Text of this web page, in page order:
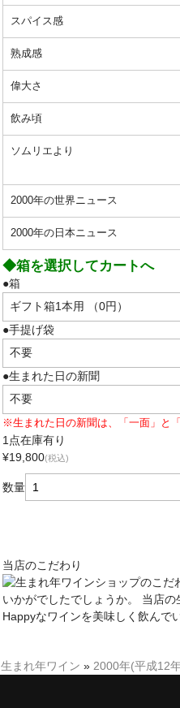
スパイス感
熟成感
偉大さ
飲み頃
ソムリエより
2000年の世界ニュース
2000年の日本ニュース
◆箱を選択してカートへ
●箱
●手提げ袋
●生まれた日の新聞
※生まれた日の新聞は、「一面」と
1点在庫有り
¥19,800(税込)
数量
当店のこだわり
いかがでしたでしょうか。 当店
Happyなワインを美味しく飲んで
生まれ年ワイン » 2000年(平成12